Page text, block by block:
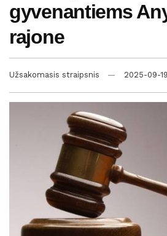
gyvenantiems
rajone
Užsakomasis straipsnis 2025-09-19